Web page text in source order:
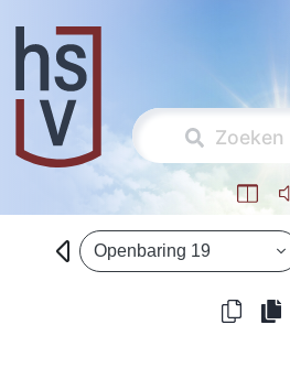
Openbaring 19